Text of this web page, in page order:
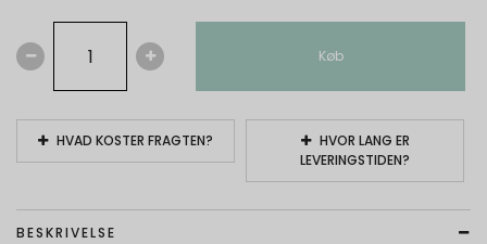
Køb
HVAD KOSTER FRAGTEN?
HVOR LANG ER
LEVERINGSTIDEN?
BESKRIVELSE